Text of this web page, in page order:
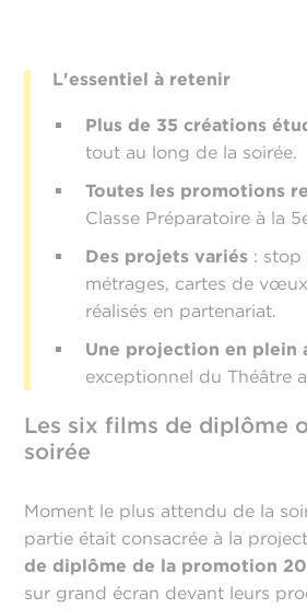
L'essentiel à retenir
Plus de 35 créations
tout au long de la soirée.
Toutes les promotions
Classe Préparatoire à la
Des projets variés : stop
métrages, cartes de
réalisés en partenariat.
Une projection en plein
exceptionnel du Théâtre
Les six films de diplôme
soirée
Moment le plus attendu de la
partie était consacrée à la
de diplôme de la promotion
sur grand écran devant leurs